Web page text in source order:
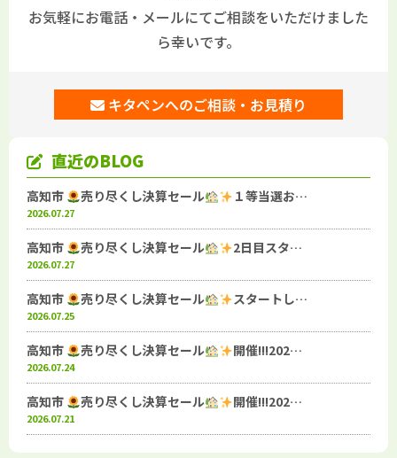
お気軽にお電話・メールにてご相談をいただけました
ら幸いです。
キタペンへのご相談・お見積り
直近のBLOG
高知市 売り尽くし決算セール １等当選お…
2026.07.27
高知市 売り尽くし決算セール 2日目スタ…
2026.07.27
高知市 売り尽くし決算セール スタートし…
2026.07.25
高知市 売り尽くし決算セール 開催!!!202…
2026.07.24
高知市 売り尽くし決算セール 開催!!!202…
2026.07.21